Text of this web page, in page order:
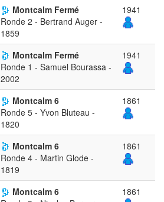
Montcalm Fermé
Ronde 2 - Bertrand Auger -
1859
1941
Montcalm Fermé
Ronde 1 - Samuel Bourassa -
2002
1941
Montcalm 6
Ronde 5 - Yvon Bluteau -
1820
1861
Montcalm 6
Ronde 4 - Martin Glode -
1819
1861
Montcalm 6
1861